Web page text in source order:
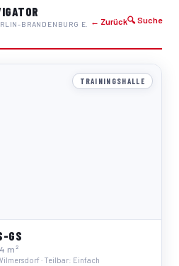
BRANDENBURG E.
← Zurück🔍 Suche
TRAININGSHALLE
GS
m²
· Teilbar: Einfach